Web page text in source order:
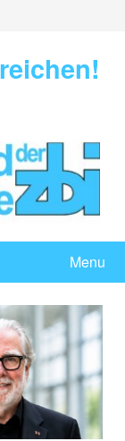
Menu